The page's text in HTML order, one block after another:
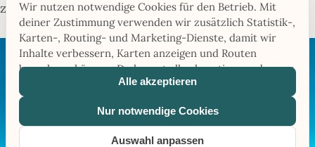
Wir nutzen notwendige Cookies für den Betrieb. Mit
deiner Zustimmung verwenden wir zusätzlich Statistik-,
Karten-, Routing- und Marketing-Dienste, damit wir
Inhalte verbessern, Karten anzeigen und Routen
berechnen können. Du kannst alle akzeptieren oder nur
notwendige Cookies verwenden.
Alle akzeptieren
Nur notwendige Cookies
Auswahl anpassen
zeitgemäß.